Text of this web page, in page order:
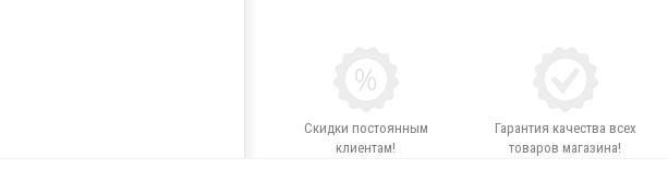
Скидки постоянным
клиентам!
Гарантия качества всех
товаров магазина!